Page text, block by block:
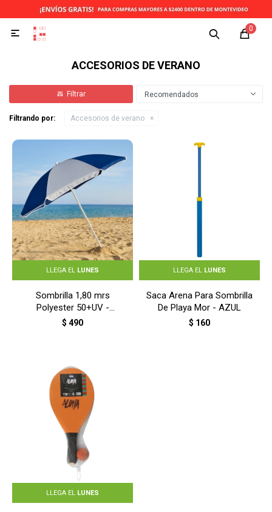
0

ACCESORIOS DE VERANO
Recomendados
Filtrando por: Accesorios de verano
LLEGA EL LUNES
Sombrilla 1,80 mrs
Polyester 50+UV -
AZUL/BLANCO
$ 490
LLEGA EL LUNES
Saca Arena Para Sombrilla
De Playa Mor - AZUL
$ 160
LLEGA EL LUNES